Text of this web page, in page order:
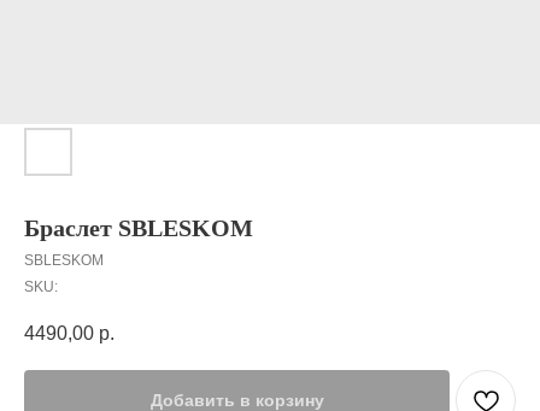
Браслет SBLESKOM
SBLESKOM
SKU:
4490,00 р.
Добавить в корзину